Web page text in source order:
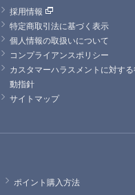
採用情報
特定商取引法に基づく表示
個人情報の取扱いについて
コンプライアンスポリシー
カスタマーハラスメントに対す
動指針
サイトマップ
ポイント購入方法